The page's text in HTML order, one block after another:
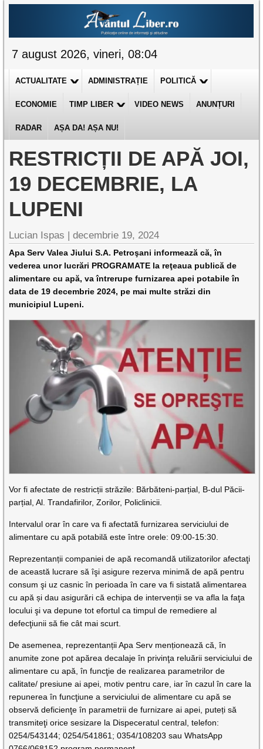
7 august 2026, vineri, 08:04
ACTUALITATE ADMINISTRAȚIE POLITICĂ
ECONOMIE TIMP LIBER VIDEO NEWS ANUNȚURI
RADAR AȘA DA! AȘA NU!
RESTRICȚII DE APĂ JOI,
19 DECEMBRIE, LA
LUPENI
Lucian Ispas |decembrie 19, 2024
Apa Serv Valea Jiului S.A. Petroşani informează că, în
vederea unor lucrări PROGRAMATE la reţeaua publică de
alimentare cu apă, va întrerupe furnizarea apei potabile în
data de 19 decembrie 2024, pe mai multe străzi din
municipiul Lupeni.
Vor fi afectate de restricții străzile: Bărbăteni-parțial, B-dul Păcii-
parțial, Al. Trandafirilor, Zorilor, Policlinicii.
Intervalul orar în care va fi afectată furnizarea serviciului de
alimentare cu apă potabilă este între orele: 09:00-15:30.
Reprezentanții companiei de apă recomandă utilizatorilor afectaţi
de această lucrare să îşi asigure rezerva minimă de apă pentru
consum şi uz casnic în perioada în care va fi sistată alimentarea
cu apă și dau asigurări că echipa de intervenții se va afla la faţa
locului şi va depune tot efortul ca timpul de remediere al
defecţiunii să fie cât mai scurt.
De asemenea, reprezentanții Apa Serv menționează că, în
anumite zone pot apărea decalaje în privinţa reluării serviciului de
alimentare cu apă, în funcţie de realizarea parametrilor de
calitate/ presiune ai apei, motiv pentru care, iar în cazul în care la
repunerea în funcţiune a serviciului de alimentare cu apă se
observă deficienţe în parametrii de furnizare ai apei, puteți să
transmiteţi orice sesizare la Dispeceratul central, telefon:
0254/543144; 0254/541861; 0354/108203 sau WhatsApp